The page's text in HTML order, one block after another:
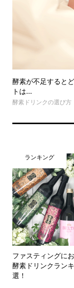
酵素が不足すると
トは...
酵素ドリンクの選び方
ランキング
ファスティングに
酵素ドリンクラン
選！